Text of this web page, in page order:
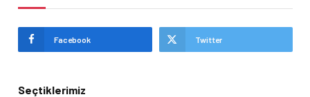
Facebook Twitter
Seçtiklerimiz